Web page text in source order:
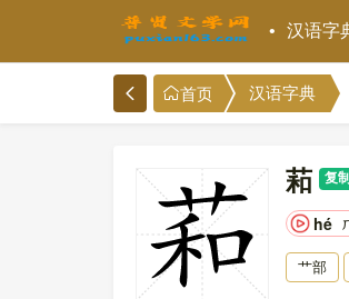
汉语字
首页 汉语字典
萂 复制
hé
艹部